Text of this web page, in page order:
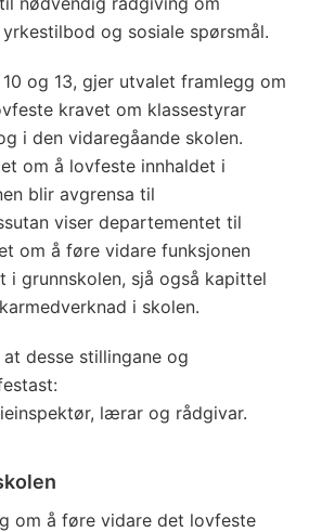
og sosiale spørsmål.
og 13, gjer utvalet framlegg om
kravet om klassestyrar
i den vidaregåande skolen.
om å lovfeste innhaldet i
blir avgrensa til
viser departementet til
om å føre vidare funksjonen
i grunnskolen, sjå også kapittel
i skolen.
desse stillingane og
lærar og rådgivar.
om å føre vidare det lovfeste